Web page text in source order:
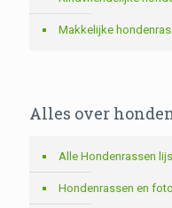
Makkelijke
Alles over
Alle Hondenrassen
Hondenrassen en foto